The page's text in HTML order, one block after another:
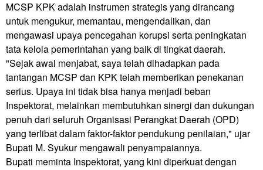
MCSP KPK adalah instrumen strategis yang dirancang
untuk mengukur, memantau, mengendalikan, dan
mengawasi upaya pencegahan korupsi serta peningkatan
tata kelola pemerintahan yang baik di tingkat daerah.
"Sejak awal menjabat, saya telah dihadapkan pada
tantangan MCSP dan KPK telah memberikan penekanan
serius. Upaya ini tidak bisa hanya menjadi beban
Inspektorat, melainkan membutuhkan sinergi dan dukungan
penuh dari seluruh Organisasi Perangkat Daerah (OPD)
yang terlibat dalam faktor-faktor pendukung penilaian," ujar
Bupati M. Syukur mengawali penyampaiannya.
Bupati meminta Inspektorat, yang kini diperkuat dengan